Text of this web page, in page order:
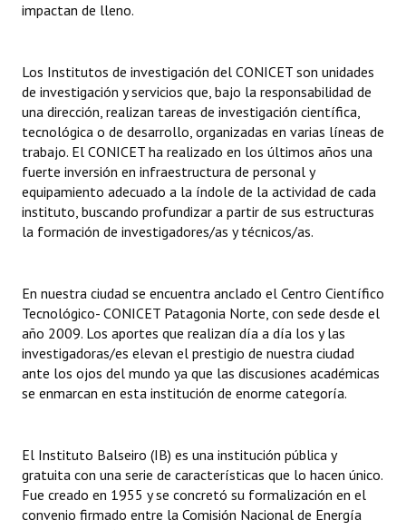
impactan de lleno.
Los Institutos de investigación del CONICET son unidades
de investigación y servicios que, bajo la responsabilidad de
una dirección, realizan tareas de investigación científica,
tecnológica o de desarrollo, organizadas en varias líneas de
trabajo. El CONICET ha realizado en los últimos años una
fuerte inversión en infraestructura de personal y
equipamiento adecuado a la índole de la actividad de cada
instituto, buscando profundizar a partir de sus estructuras
la formación de investigadores/as y técnicos/as.
En nuestra ciudad se encuentra anclado el Centro Científico
Tecnológico- CONICET Patagonia Norte, con sede desde el
año 2009. Los aportes que realizan día a día los y las
investigadoras/es elevan el prestigio de nuestra ciudad
ante los ojos del mundo ya que las discusiones académicas
se enmarcan en esta institución de enorme categoría.
El Instituto Balseiro (IB) es una institución pública y
gratuita con una serie de características que lo hacen único.
Fue creado en 1955 y se concretó su formalización en el
convenio firmado entre la Comisión Nacional de Energía